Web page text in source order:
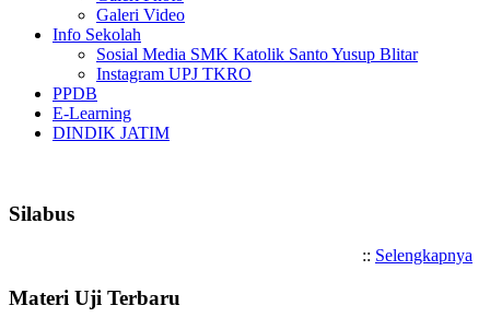
Galeri Video
Info Sekolah
Sosial Media SMK Katolik Santo Yusup Blitar
Instagram UPJ TKRO
PPDB
E-Learning
DINDIK JATIM
Silabus
:: Selengkapnya
Materi Uji Terbaru